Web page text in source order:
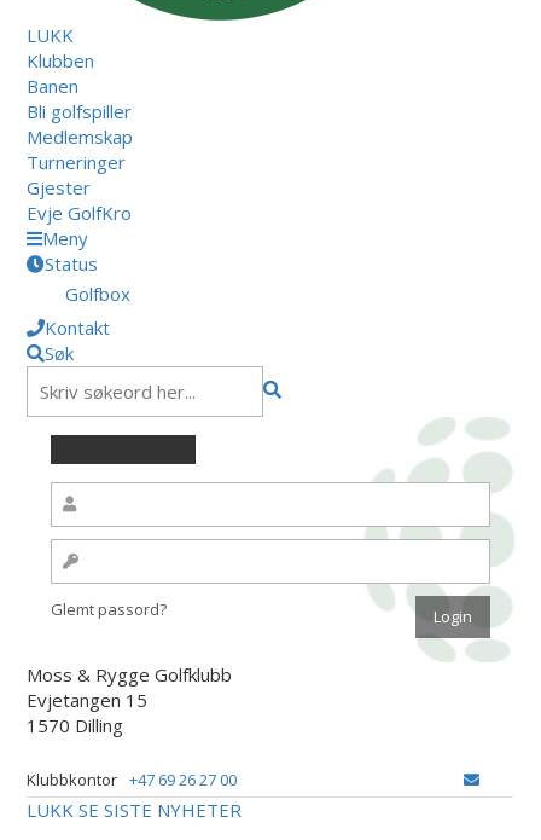
LUKK
Klubben
Banen
Bli golfspiller
Medlemskap
Turneringer
Gjester
Evje GolfKro
Meny
Status
Golfbox
Kontakt
Søk
Glemt passord?
Moss & Rygge Golfklubb
Evjetangen 15
1570 Dilling
Klubbkontor +47 69 26 27 00
LUKK SE SISTE NYHETER